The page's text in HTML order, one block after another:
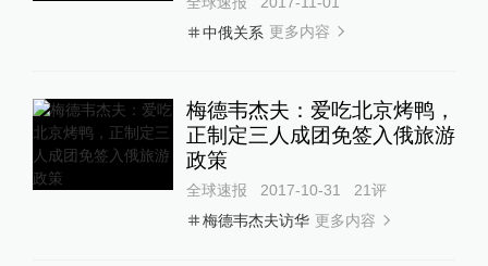
中俄关系 更多内容
梅德韦杰夫：爱吃北京烤鸭，
正制定三人成团免签入俄旅游
政策
全球速报 2017-10-31 21评
梅德韦杰夫访华 更多内容